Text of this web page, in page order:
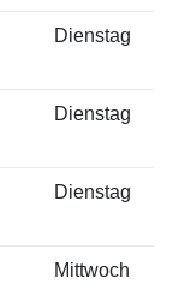
Dienstag
Dienstag
Dienstag
Mittwoch